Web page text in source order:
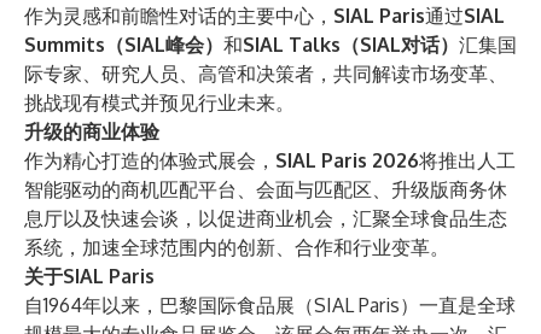
作为灵感和前瞻性对话的主要中心， SIAL Paris通过SIAL
Summits（SIAL峰会） 和SIAL Talks（SIAL对话） 汇集国
际专家、研究人员、高管和决策者，共同解读市场变革、
挑战现有模式并预见行业未来。
升级的商业体验
作为精心打造的体验式展会， SIAL Paris 2026将推出人工
智能驱动的商机匹配平台、会面与匹配区、升级版商务休
息厅以及快速会谈，以促进商业机会，汇聚全球食品生态
系统，加速全球范围内的创新、合作和行业变革。
关于SIAL Paris
自1964年以来，巴黎国际食品展（SIAL Paris）一直是全球